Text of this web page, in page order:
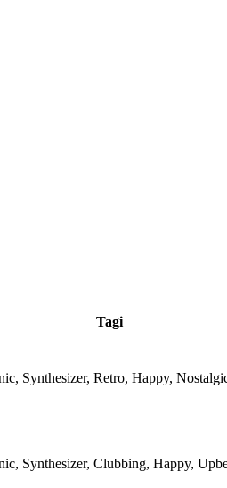
Tagi
Synthesizer, Retro, Happy,
Synthesizer, Clubbing, Happy,